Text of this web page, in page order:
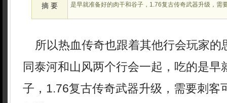
摘 要
是早就准备好的肉干和谷子，1.76复古传奇武器升级，需
所以热血传奇也跟着其他行会玩家的
同泰河和山风两个行会一起，吃的是早
子，1.76复古传奇武器升级，需要刺客